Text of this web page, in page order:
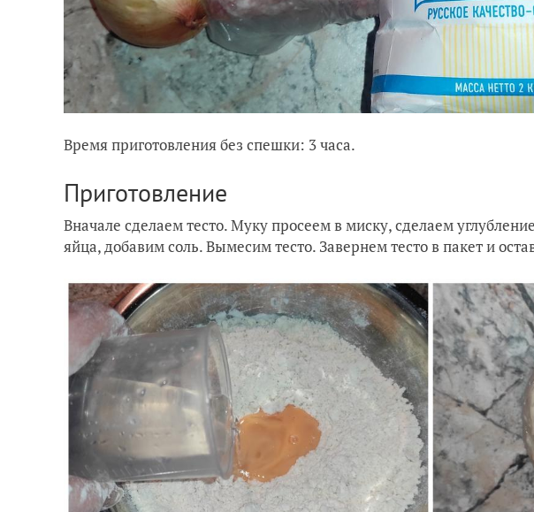
Время приготовления без спешки: 3 часа.
Приготовление
Вначале сделаем тесто. Муку просеем в миску, сделаем
яйца, добавим соль. Вымесим тесто. Завернем тесто в пакет и